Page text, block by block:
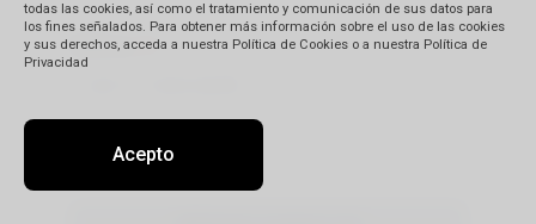
Teléfono(*)
todas las cookies, así como el tratamiento y comunicación de sus datos para
los fines señalados. Para obtener más información sobre el uso de las cookies
y sus derechos, acceda a nuestra Política de Cookies o a nuestra Política de
Privacidad
Acepto